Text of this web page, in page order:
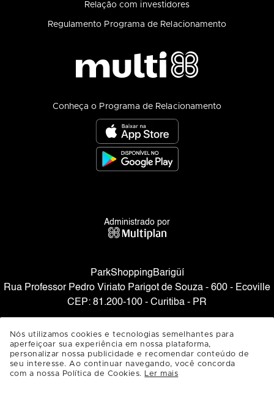
Relação com investidores
Regulamento Programa de Relacionamento
Conheça o Programa de Relacionamento
Administrado por
ParkShoppingBarigüí
Rua Professor Pedro Viriato Parigot de Souza - 600 - Ecoville
CEP: 81.200-100 - Curitiba - PR
SAIBA COMO CHEGAR
Nós utilizamos cookies e tecnologias semelhantes para
aperfeiçoar sua experiência em nossa plataforma,
personalizar nossa publicidade e recomendar conteúdo de
seu interesse. Ao continuar navegando, você concorda
com a nossa Política de Cookies. Ler mais